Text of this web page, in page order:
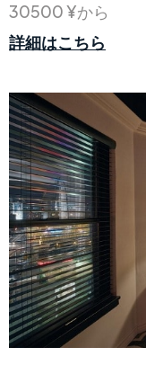
30500 ¥から
詳細はこちら